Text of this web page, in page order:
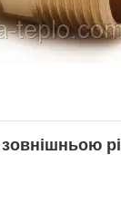
зовнішньою